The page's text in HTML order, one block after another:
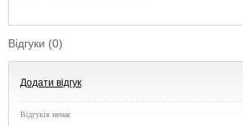
Відгуки (0)
Додати відгук
Відгуків немає